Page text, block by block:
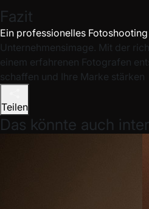
Fazit
Ein professionelles Fotoshooting
Unternehmensimage. Mit der
einem erfahrenen Fotografen
schaffen und Ihre Marke stärken
Teilen
Das könnte auch